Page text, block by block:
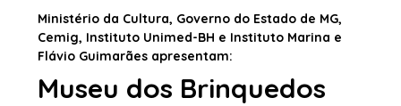
Ministério da Cultura, Governo do Estado de MG,
Cemig, Instituto Unimed-BH e Instituto Marina e
Flávio Guimarães apresentam:
Museu dos Brinquedos